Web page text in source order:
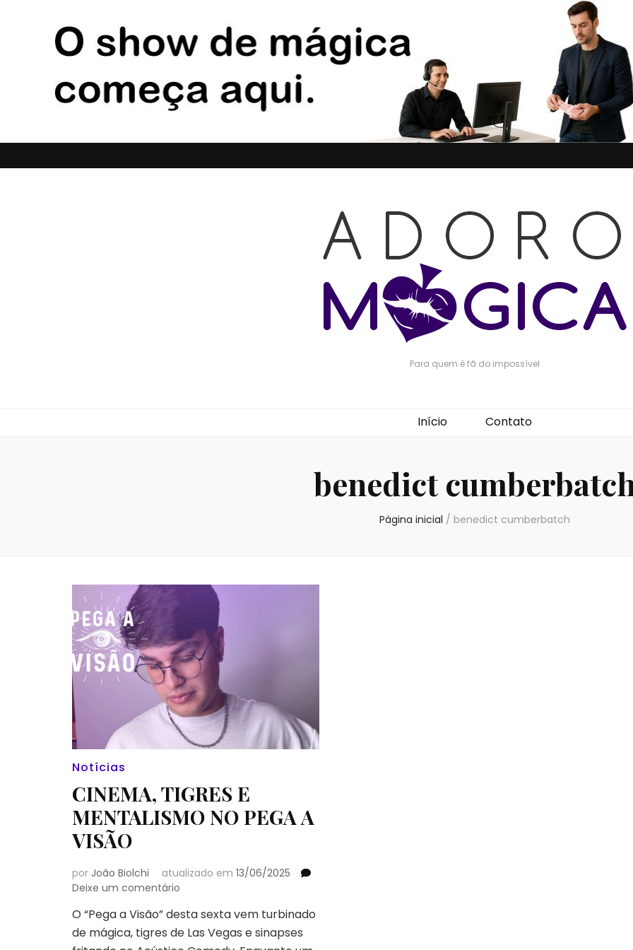
Para quem é fã do impossível
Início Contato
benedict
Página inicial / benedict cumberbatch
Notícias
CINEMA, TIGRES E
MENTALISMO NO PEGA A
VISÃO
por João Biolchi atualizado em 13/06/2025
Deixe um comentário
TIGRES
E
MENTALISMO
O “Pega a Visão” desta sexta vem turbinado
de mágica, tigres de Las Vegas e sinapses